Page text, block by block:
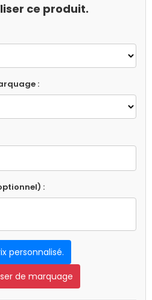
ce produit.
:
:
personnalisé.
de marquage